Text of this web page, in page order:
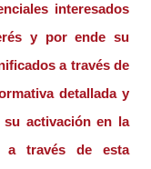
interesados
y por ende su
a través de
detallada y
activación en la
a través de esta